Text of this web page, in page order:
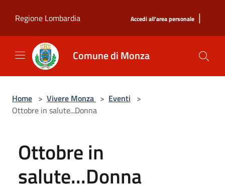
Regione Lombardia
Accedi all'area personale |
Comune di Monza
Home > Vivere Monza > Eventi >
Ottobre in salute...Donna
Ottobre in
salute...Donna